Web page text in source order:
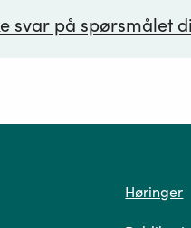
svar på spørsmålet
Høringer